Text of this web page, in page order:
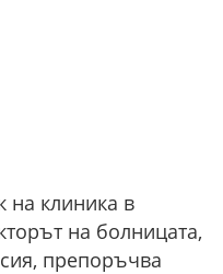
на клиника в
на болницата,
препоръчва